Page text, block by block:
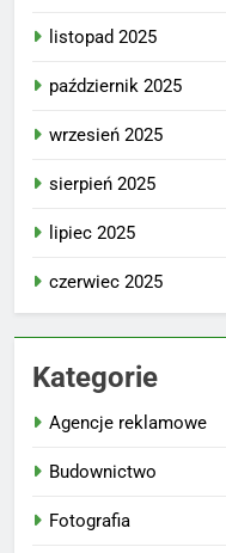
listopad 2025
październik 2025
wrzesień 2025
sierpień 2025
lipiec 2025
czerwiec 2025
Kategorie
Agencje reklamowe
Budownictwo
Fotografia